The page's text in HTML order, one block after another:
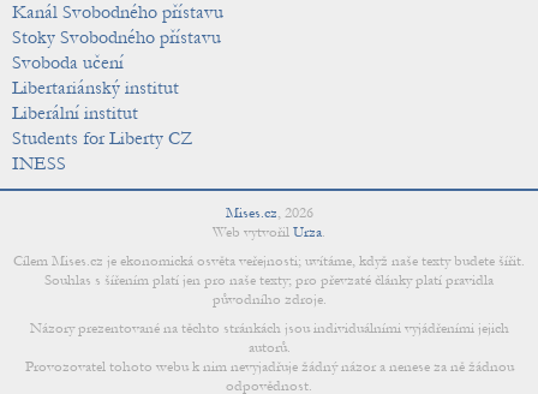
Kanál Svobodného přístavu
Stoky Svobodného přístavu
Svoboda učení
Libertariánský institut
Liberální institut
Students for Liberty CZ
INESS
Mises.cz, 2026
Web vytvořil Urza.
Cílem Mises.cz je ekonomická osvěta veřejnosti; uvítáme, když naše texty budete šířit.
Souhlas s šířením platí jen pro naše texty; pro převzaté články platí pravidla
původního zdroje.
Názory prezentované na těchto stránkách jsou individuálními vyjádřeními jejich
autorů.
Provozovatel tohoto webu k nim nevyjadřuje žádný názor a nenese za ně žádnou
odpovědnost.